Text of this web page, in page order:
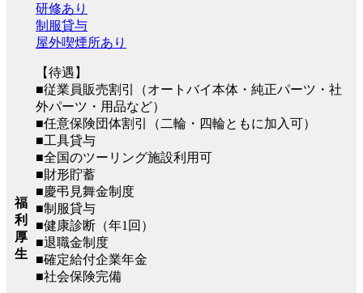
福
利
厚
生
研修あり
制服貸与
屋外喫煙所あり
【待遇】
■従業員販売割引（オートバイ本体・純正パーツ・社
外パーツ・用品など）
■任意保険団体割引（二輪・四輪ともに加入可）
■工具貸与
■全国のツーリング施設利用可
■財形貯蓄
■慶弔見舞金制度
■制服貸与
■健康診断（年1回）
■退職金制度
■確定給付企業年金
■社会保険完備